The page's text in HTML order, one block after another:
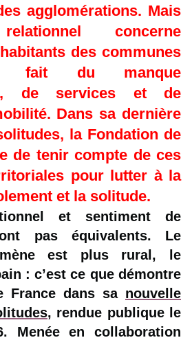
agglomérations. Mais
concerne
des communes
fait du manque
de services et de
Dans sa dernière
la Fondation de
de tenir compte de ces
pour lutter à la
et la solitude.
et sentiment de
pas équivalents. Le
est plus rural, le
: c’est ce que démontre
France dans sa nouvelle
, rendue publique le
Menée en collaboration